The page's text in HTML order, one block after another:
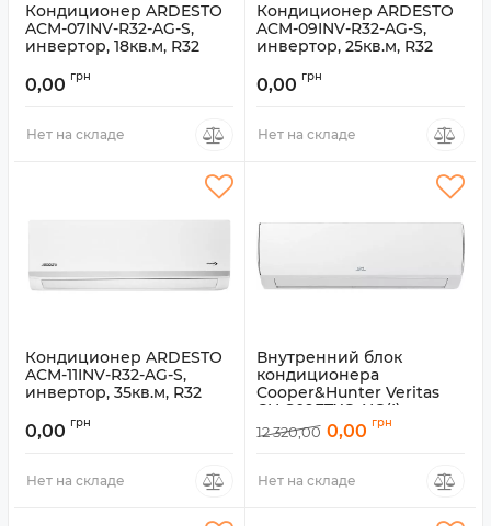
Кондиционер ARDESTO
ACM-07INV-R32-AG-S,
инвертор, 18кв.м, R32
0,00 грн
Нет на складе
Кондиционер ARDESTO
ACM-09INV-R32-AG-S,
инвертор, 25кв.м, R32
0,00 грн
Нет на складе
Кондиционер ARDESTO
ACM-11INV-R32-AG-S,
инвертор, 35кв.м, R32
0,00 грн
Нет на складе
Внутренний блок
кондиционера
Cooper&Hunter Veritas
CH-S09FTXQ-NG(I),
инвертор, 25кв.м, R410
12 320,00 0,00 грн
Нет на складе